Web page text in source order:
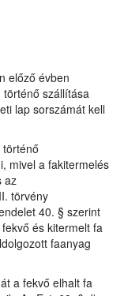
előző évben
szállítása
lap sorszámát kell
mivel a fakitermelés
az
törvény
40. § szerint
és kitermelt fa
faanyag
a fekvő elhalt fa